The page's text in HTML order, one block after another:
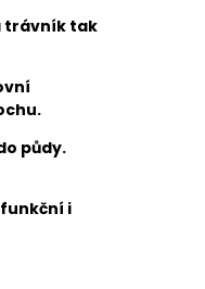
trávník tak
půdy.
i